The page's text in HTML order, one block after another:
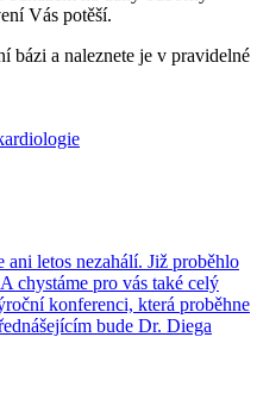
Vás potěší.
bázi a naleznete je v pravidelné
letos nezahálí. Již proběhlo
chystáme pro vás také celý
konferenci, která proběhne
bude Dr. Diega